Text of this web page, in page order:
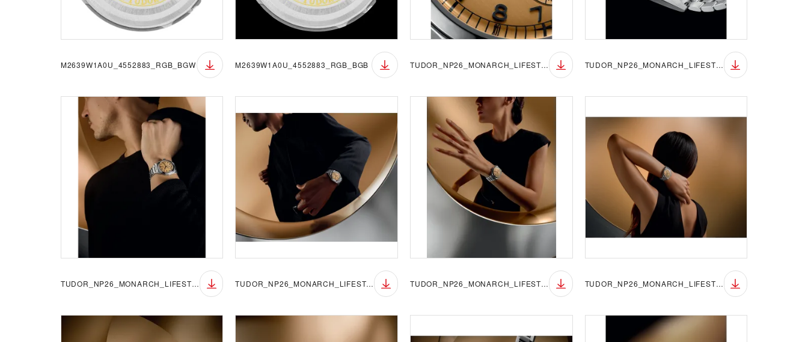
M2639W1A0U_4552883_RGB_BGW M2639W1A0U_4552883_RGB_BGB TUDOR_NP26_MONARCH_LIFESTYLE_1 TUDOR_NP26_MONARCH_LIFESTYLE_2
TUDOR_NP26_MONARCH_LIFESTYLE_3 TUDOR_NP26_MONARCH_LIFESTYLE_4 TUDOR_NP26_MONARCH_LIFESTYLE_5 TUDOR_NP26_MONARCH_LIFESTYLE_6